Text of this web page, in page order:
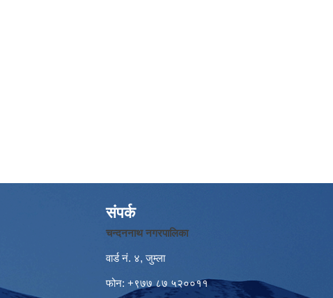
संपर्क
चन्दननाथ नगरपालिका
वार्ड नं. ४, जुम्ला
फोन: +९७७ ८७ ५२००११